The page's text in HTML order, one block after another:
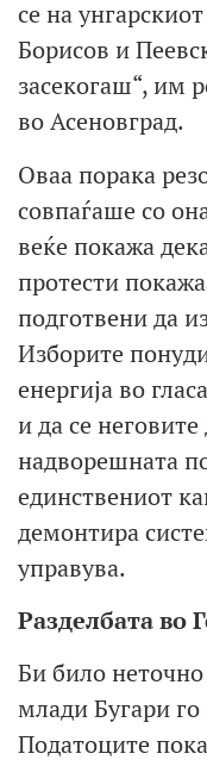
се на
Борисов и
засекогаш“, им
во Асеновград.
Оваа порака
совпаѓаше со
веќе покажа
протести
подготвени да
Изборите
енергија во
и да се
надворешната
единствениот
демонтира
управува.
Разделбата во
Би било неточно
млади Бугари
Податоците